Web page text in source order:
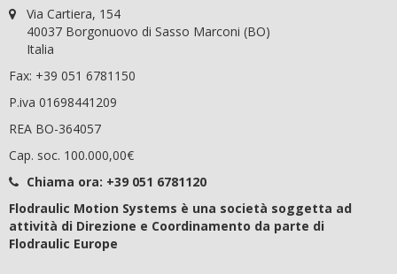
Via Cartiera, 154
40037 Borgonuovo di Sasso Marconi (BO)
Italia
Fax: +39 051 6781150
P.iva 01698441209
REA BO-364057
Cap. soc. 100.000,00€
Chiama ora: +39 051 6781120
Flodraulic Motion Systems è una società soggetta ad
attività di Direzione e Coordinamento da parte di
Flodraulic Europe